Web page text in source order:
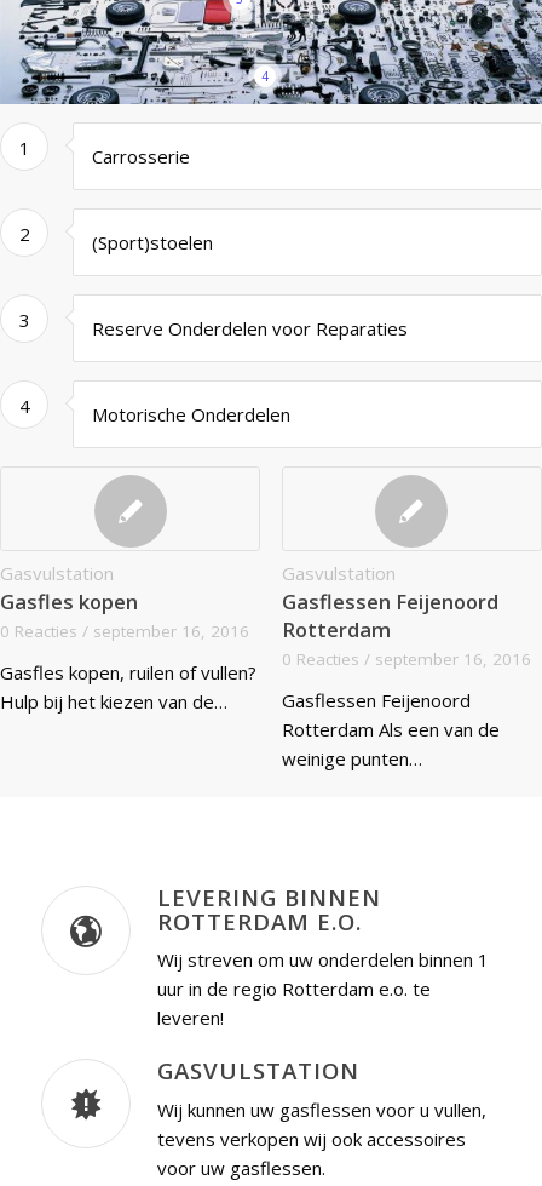
4
1 Carrosserie
2 (Sport)stoelen
3 Reserve Onderdelen voor Reparaties
4 Motorische Onderdelen
Gasvulstation
Gasfles kopen
0 Reacties / september 16, 2016
Gasfles kopen, ruilen of vullen?
Hulp bij het kiezen van de…
Gasvulstation
Gasflessen Feijenoord
Rotterdam
0 Reacties / september 16, 2016
Gasflessen Feijenoord
Rotterdam Als een van de
weinige punten…
LEVERING BINNEN
ROTTERDAM E.O.
Wij streven om uw onderdelen binnen 1
uur in de regio Rotterdam e.o. te
leveren!
GASVULSTATION
Wij kunnen uw gasflessen voor u vullen,
tevens verkopen wij ook accessoires
voor uw gasflessen.